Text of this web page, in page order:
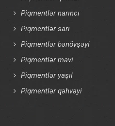
Piqmentlər narıncı
Piqmentlər sarı
Piqmentlər bənövşəyi
Piqmentlər mavi
Piqmentlər yaşıl
Piqmentlər qəhvəyi